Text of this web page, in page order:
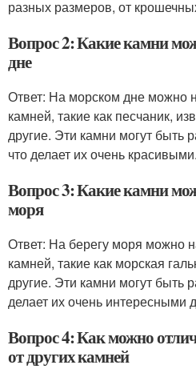
разных размеров, от
Вопрос 2: Какие камни
дне
Ответ: На морском дне можно
камней, такие как песчаник,
другие. Эти камни могут быть
что делает их очень красивыми.
Вопрос 3: Какие камни
моря
Ответ: На берегу моря можно
камней, такие как морская
другие. Эти камни могут быть
делает их очень интересными
Вопрос 4: Как можно
от других камней